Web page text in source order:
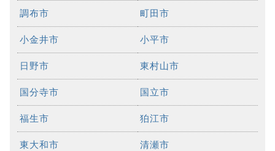
調布市 町田市
小金井市 小平市
日野市 東村山市
国分寺市 国立市
福生市 狛江市
東大和市 清瀬市